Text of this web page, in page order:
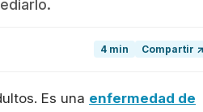
4 min Compartir ↗
Es una enfermedad de